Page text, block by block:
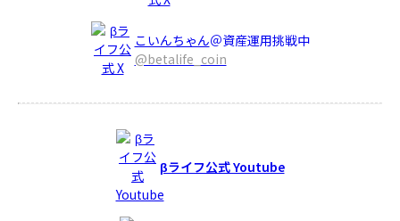
こいんちゃん＠資産運用挑戦中
@betalife_coin
βライフ公式 Youtube